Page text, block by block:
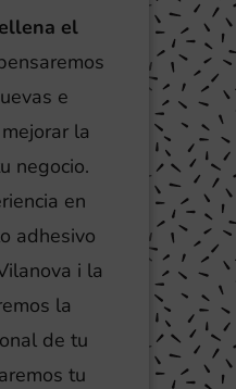
el
e
la
negocio.
en
adhesivo
i la
la
de tu
tu